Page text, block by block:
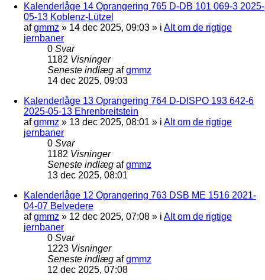
Kalenderlåge 14 Oprangering 765 D-DB 101 069-3 2025-
05-13 Koblenz-Lützel
afgmmz » 14 dec 2025, 09:03 » i Alt om de rigtige
jernbaner
0 Svar
1182 Visninger
Seneste indlæg afgmmz
14 dec 2025, 09:03
Kalenderlåge 13 Oprangering 764 D-DISPO 193 642-6
2025-05-13 Ehrenbreitstein
afgmmz » 13 dec 2025, 08:01 » i Alt om de rigtige
jernbaner
0 Svar
1182 Visninger
Seneste indlæg afgmmz
13 dec 2025, 08:01
Kalenderlåge 12 Oprangering 763 DSB ME 1516 2021-
04-07 Belvedere
afgmmz » 12 dec 2025, 07:08 » i Alt om de rigtige
jernbaner
0 Svar
1223 Visninger
Seneste indlæg afgmmz
12 dec 2025, 07:08